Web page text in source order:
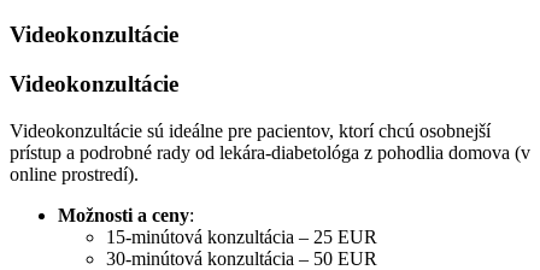
Videokonzultácie
Videokonzultácie
Videokonzultácie sú ideálne pre pacientov, ktorí chcú osobnejší
prístup a podrobné rady od lekára-diabetológa z pohodlia domova (v
online prostredí).
Možnosti a ceny:
15-minútová konzultácia – 25 EUR
30-minútová konzultácia – 50 EUR